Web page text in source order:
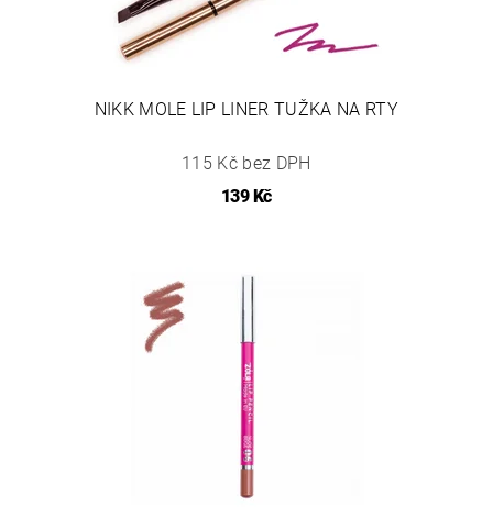
NIKK MOLE LIP LINER TUŽKA NA RTY
115 Kč bez DPH
139 Kč